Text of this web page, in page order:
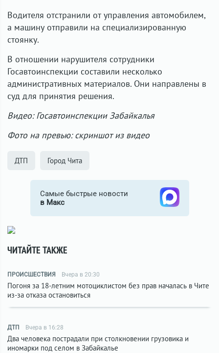
Водителя отстранили от управления автомобилем,
а машину отправили на специализированную
стоянку.
В отношении нарушителя сотрудники
Госавтоинспекции составили несколько
административных материалов. Они направлены в
суд для принятия решения.
Видео: Госавтоинспекции Забайкалья
Фото на превью: скриншот из видео
ДТП Город Чита
Самые быстрые новости
в Макс
ЧИТАЙТЕ ТАКЖЕ
ПРОИСШЕСТВИЯ Вчера в 20:30
Погоня за 18-летним мотоциклистом без прав началась в Чите
из-за отказа остановиться
ДТП Вчера в 16:28
Два человека пострадали при столкновении грузовика и
иномарки под селом в Забайкалье